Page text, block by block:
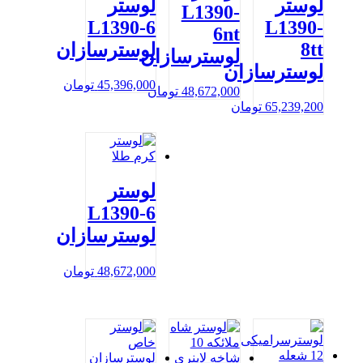
لوستر
L1390-
8tt
لوسترسازان
65,239,200 تومان
L1390-
6nt
لوسترسازان
48,672,000 تومان
لوستر
L1390-6
لوسترسازان
45,396,000 تومان
لوستر
L1390-6
لوسترسازان
48,672,000 تومان